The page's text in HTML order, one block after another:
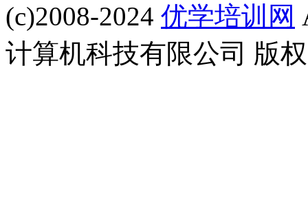
(c)2008-2024 优学培训网
计算机科技有限公司 版